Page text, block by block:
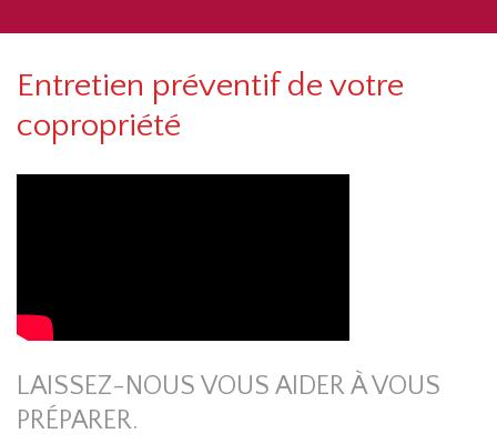
Entretien préventif de votre
copropriété
LAISSEZ-NOUS VOUS AIDER À VOUS
PRÉPARER.